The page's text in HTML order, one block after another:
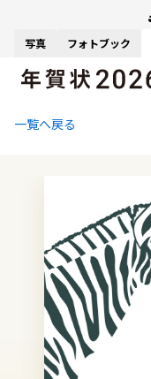
写真 フォトブック
一覧へ戻る